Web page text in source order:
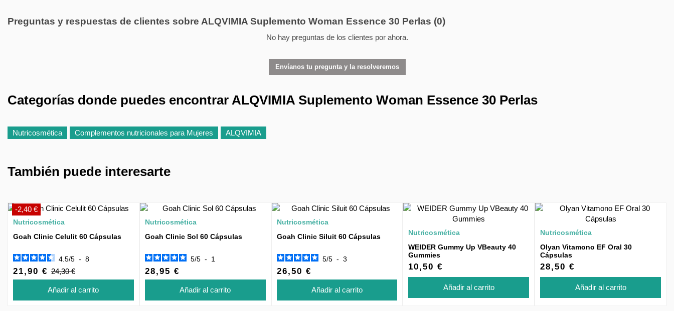
Preguntas y respuestas de clientes sobre ALQVIMIA Suplemento Woman Essence 30 Perlas (0)
No hay preguntas de los clientes por ahora.
Envíanos tu pregunta y la resolveremos
Categorías donde puedes encontrar ALQVIMIA Suplemento Woman Essence 30 Perlas
Nutricosmética Complementos nutricionales para Mujeres ALQVIMIA
También puede interesarte
-2,40 €
Nutricosmética
Goah Clinic Celulit 60 Cápsulas
4.5/5 - 8
21,90 € 24,30 €
Añadir al carrito
Nutricosmética
Goah Clinic Sol 60 Cápsulas
5/5 - 1
28,95 €
Añadir al carrito
Nutricosmética
Goah Clinic Siluit 60 Cápsulas
5/5 - 3
26,50 €
Añadir al carrito
Nutricosmética
WEIDER Gummy Up VBeauty 40
Gummies
10,50 €
Añadir al carrito
Nutricosmética
Olyan Vitamono EF Oral 30
Cápsulas
28,50 €
Añadir al carrito